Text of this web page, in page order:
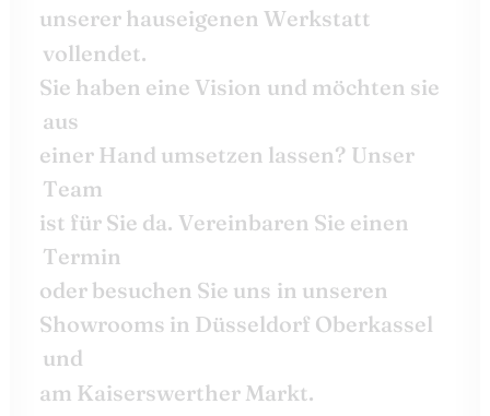
unserer hauseigenen Werkstatt
vollendet.
Sie haben eine Vision und möchten sie
aus
einer Hand umsetzen lassen? Unser
Team
ist für Sie da. Vereinbaren Sie einen
Termin
oder besuchen Sie uns in unseren
Showrooms in Düsseldorf Oberkassel
und
am Kaiserswerther Markt.